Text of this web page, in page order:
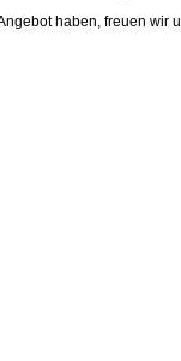
haben, freuen wir